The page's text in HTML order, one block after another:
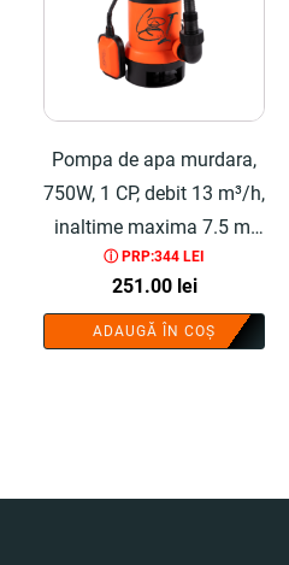
Pompa de apa murdara,
750W, 1 CP, debit 13 m³/h,
inaltime maxima 7.5 m,
plastic - COBI SMART®
ⓘ PRP:344 LEI
251.00 lei
ADAUGĂ ÎN COȘ